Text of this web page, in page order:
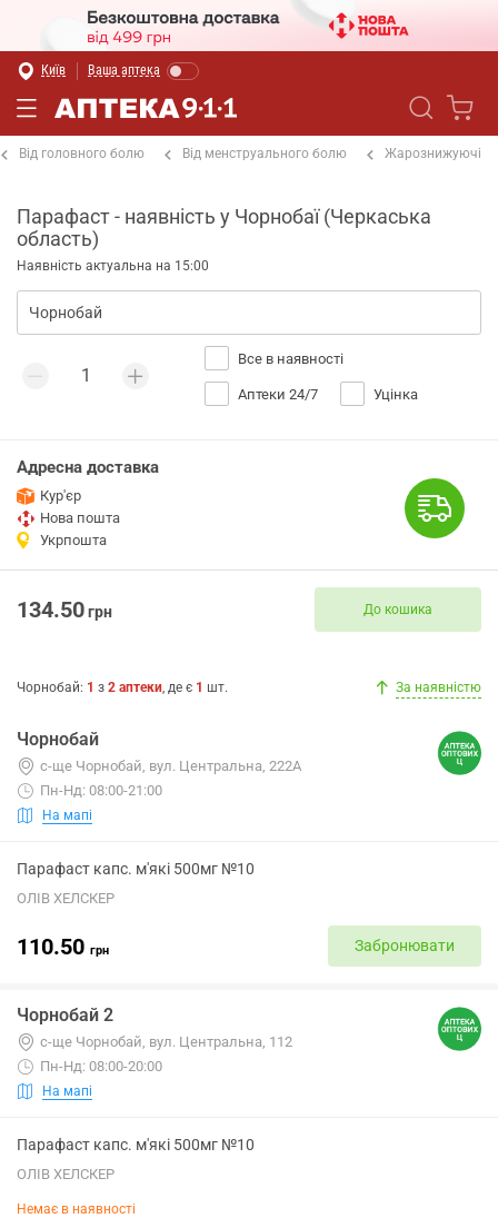
Київ Ваша аптека
Від головного болю Від менструального болю Жарознижуючі
Парафаст - наявність у Чорнобаї (Черкаська
область)
Наявність актуальна на 15:00
Все в наявності
Аптеки 24/7 Уцінка
Адресна доставка
Кур'єр
Нова пошта
Укрпошта
134.50грн До кошика
Чорнобай: 1 з 2 аптеки, де є 1 шт. За наявністю
Чорнобай
с-ще Чорнобай, вул. Центральна, 222А
Пн-Нд: 08:00-21:00
На мапі
Парафаст капс. м'які 500мг №10
ОЛІВ ХЕЛСКЕР
110.50 грн Забронювати
Чорнобай 2
с-ще Чорнобай, вул. Центральна, 112
Пн-Нд: 08:00-20:00
На мапі
Парафаст капс. м'які 500мг №10
ОЛІВ ХЕЛСКЕР
Немає в наявності